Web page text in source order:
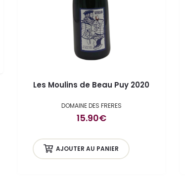
Les Moulins de Beau Puy 2020
DOMAINE DES FRERES
15.90€
AJOUTER AU PANIER